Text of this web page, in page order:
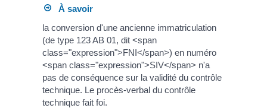
À savoir
la conversion d'une ancienne immatriculation
(de type 123 AB 01, dit <span
class="expression">FNI</span>) en numéro
<span class="expression">SIV</span> n'a
pas de conséquence sur la validité du contrôle
technique. Le procès-verbal du contrôle
technique fait foi.